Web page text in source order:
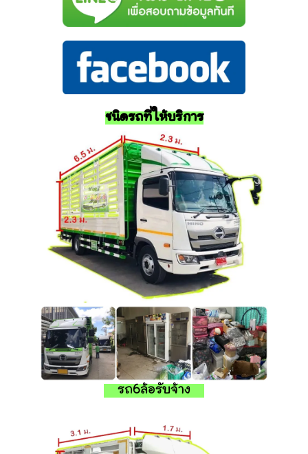
ชนิดรถที่ให้บริการ
รถ6ล้อรับจ้าง